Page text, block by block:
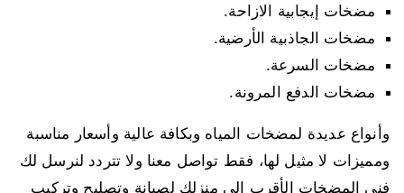
مضخات إيجابية الازاحة.
مضخات الجاذبية الأرضية.
مضخات السرعة.
مضخات الدفع المرونة.
وأنواع عديدة لمضخات المياه وبكافة عالية وأسعار مناسبة
ومميزات لا مثيل لها، فقط تواصل معنا ولا تتردد لنرسل لك
فني المضخات الأقرب إلى منزلك لصيانة وتصليح وتركيب